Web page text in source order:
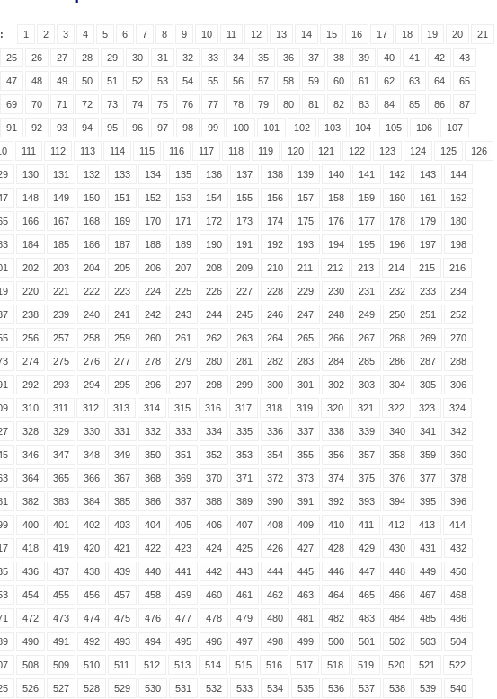
1 2 3 4 5 6 7 8 9 10 11 12 13 14 15 16 17 18 19 20 21
25 26 27 28 29 30 31 32 33 34 35 36 37 38 39 40 41 42 43
47 48 49 50 51 52 53 54 55 56 57 58 59 60 61 62 63 64 65
69 70 71 72 73 74 75 76 77 78 79 80 81 82 83 84 85 86 87
91 92 93 94 95 96 97 98 99 100 101 102 103 104 105 106 107
111 112 113 114 115 116 117 118 119 120 121 122 123 124 125 126
130 131 132 133 134 135 136 137 138 139 140 141 142 143 144
148 149 150 151 152 153 154 155 156 157 158 159 160 161 162
166 167 168 169 170 171 172 173 174 175 176 177 178 179 180
184 185 186 187 188 189 190 191 192 193 194 195 196 197 198
202 203 204 205 206 207 208 209 210 211 212 213 214 215 216
220 221 222 223 224 225 226 227 228 229 230 231 232 233 234
238 239 240 241 242 243 244 245 246 247 248 249 250 251 252
256 257 258 259 260 261 262 263 264 265 266 267 268 269 270
274 275 276 277 278 279 280 281 282 283 284 285 286 287 288
292 293 294 295 296 297 298 299 300 301 302 303 304 305 306
310 311 312 313 314 315 316 317 318 319 320 321 322 323 324
328 329 330 331 332 333 334 335 336 337 338 339 340 341 342
346 347 348 349 350 351 352 353 354 355 356 357 358 359 360
364 365 366 367 368 369 370 371 372 373 374 375 376 377 378
382 383 384 385 386 387 388 389 390 391 392 393 394 395 396
400 401 402 403 404 405 406 407 408 409 410 411 412 413 414
418 419 420 421 422 423 424 425 426 427 428 429 430 431 432
436 437 438 439 440 441 442 443 444 445 446 447 448 449 450
454 455 456 457 458 459 460 461 462 463 464 465 466 467 468
472 473 474 475 476 477 478 479 480 481 482 483 484 485 486
490 491 492 493 494 495 496 497 498 499 500 501 502 503 504
508 509 510 511 512 513 514 515 516 517 518 519 520 521 522
526 527 528 529 530 531 532 533 534 535 536 537 538 539 540